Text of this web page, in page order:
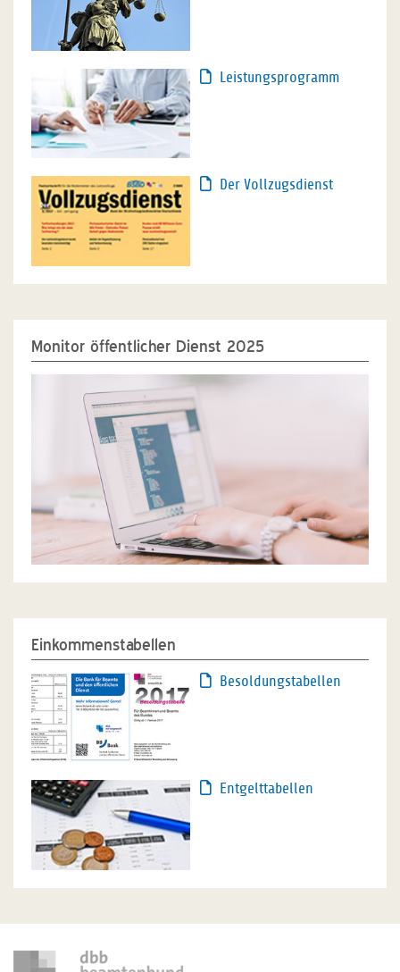
Leistungsprogramm
Der Vollzugsdienst
Monitor öffentlicher Dienst 2025
Einkommenstabellen
Besoldungstabellen
Entgelttabellen